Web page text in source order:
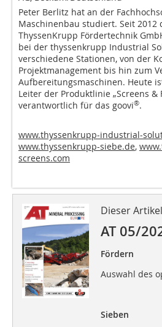
Peter Berlitz hat an der
Maschinenbau studiert. Seit
ThyssenKrupp Fördertechnik
bei der thyssenkrupp Industrial
verschiedene Stationen, von der
Projektmanagement bis hin zum
Aufbereitungsmaschinen. Heute
Leiter der Produktlinie „Screens &
verantwortlich für das goovi®.
www.thyssenkrupp-industrial-
www.thyssenkrupp-siebe.de,
screens.com
Dieser
AT 05/
Fördern
Auswahl des
Sieben